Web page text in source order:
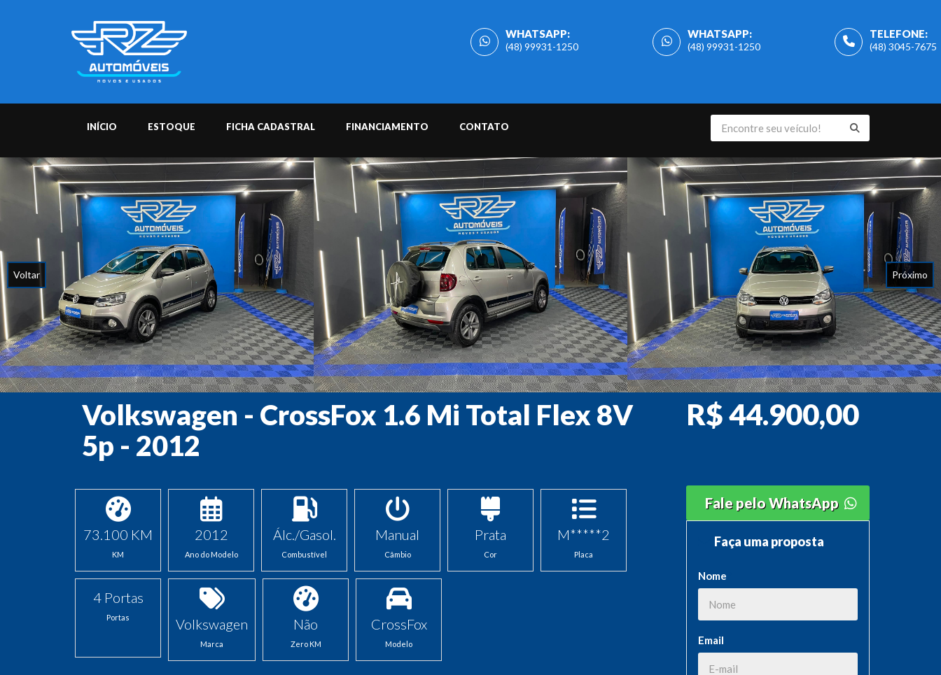
TELEFONE:
(48) 3045-7675
WHATSAPP:
(48) 99931-1250
WHATSAPP:
(48) 99931-1250
INÍCIO ESTOQUE FICHA CADASTRAL FINANCIAMENTO CONTATO
Voltar Próximo
Volkswagen - CrossFox 1.6 Mi Total Flex 8V
5p - 2012
R$ 44.900,00
73.100 KM
KM
2012
Ano do Modelo
Álc./Gasol.
Combustível
Manual
Câmbio
Prata
Cor
M*****2
Placa
4 Portas
Portas Volkswagen
Marca
Não
Zero KM
CrossFox
Modelo
Fale pelo WhatsApp
Faça uma proposta
Nome
Email